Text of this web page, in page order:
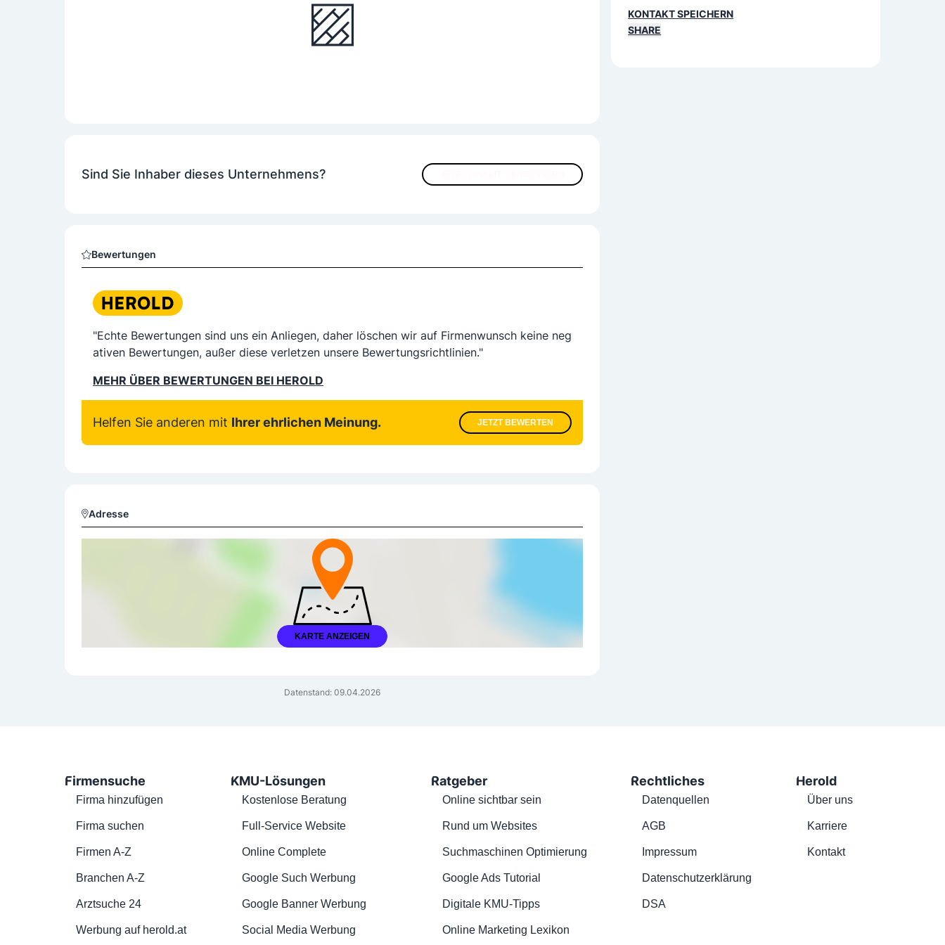
Sind Sie Inhaber dieses Unternehmens?
Bewertungen
"Echte Bewertungen sind uns ein Anliegen, daher löschen wir auf Firmenwunsch keine neg
ativen Bewertungen, außer diese verletzen unsere Bewertungsrichtlinien."
MEHR ÜBER BEWERTUNGEN BEI HEROLD
Helfen Sie anderen mit Ihrer ehrlichen Meinung. JETZT BEWERTEN
Adresse
KARTE ANZEIGEN
Datenstand: 09.04.2026
KONTAKT SPEICHERN
SHARE
Firmensuche
Firma hinzufügen
Firma suchen
Firmen A-Z
Branchen A-Z
Arztsuche 24
Werbung auf herold.at
KMU-Lösungen
Kostenlose Beratung
Full-Service Website
Online Complete
Google Such Werbung
Google Banner Werbung
Social Media Werbung
Ratgeber
Online sichtbar sein
Rund um Websites
Suchmaschinen Optimierung
Google Ads Tutorial
Digitale KMU-Tipps
Online Marketing Lexikon
Rechtliches
Datenquellen
AGB
Impressum
Datenschutzerklärung
DSA
Herold
Über uns
Karriere
Kontakt